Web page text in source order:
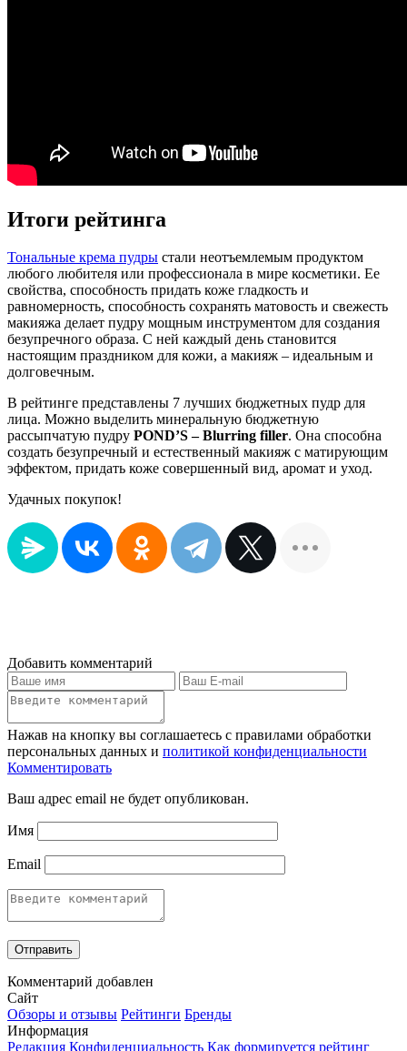
Итоги рейтинга
Тональные крема пудры стали неотъемлемым продуктом
любого любителя или профессионала в мире косметики. Ее
свойства, способность придать коже гладкость и
равномерность, способность сохранять матовость и свежесть
макияжа делает пудру мощным инструментом для создания
безупречного образа. С ней каждый день становится
настоящим праздником для кожи, а макияж – идеальным и
долговечным.
В рейтинге представлены 7 лучших бюджетных пудр для
лица. Можно выделить минеральную бюджетную
рассыпчатую пудру POND’S – Blurring filler. Она способна
создать безупречный и естественный макияж с матирующим
эффектом, придать коже совершенный вид, аромат и уход.
Удачных покупок!
Добавить комментарий
Нажав на кнопку вы соглашаетесь с правилами обработки
персональных данных и политикой конфиденциальности
Комментировать
Ваш адрес email не будет опубликован.
Имя
Email
Комментарий добавлен
Сайт
Обзоры и отзывы Рейтинги Бренды
Информация
Редакция Конфиденциальность Как формируется рейтинг